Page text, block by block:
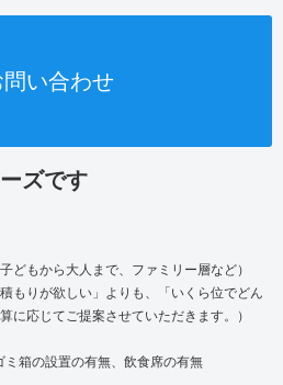
問い合わせ
ズです
どもから大人まで、ファミリー層など）
もりが欲しい」よりも、「いくら位でどん
に応じてご提案させていただきます。）
箱の設置の有無、飲食席の有無